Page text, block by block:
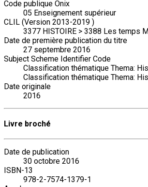
Code publique Onix
05 Enseignement supérieur
CLIL (Version 2013-2019 )
3377 HISTOIRE > 3388 Les temps
Date de première publication du titre
27 septembre 2016
Subject Scheme Identifier Code
Classification thématique Thema:
Classification thématique Thema:
Date originale
2016
Livre broché
Date de publication
30 octobre 2016
ISBN-13
978-2-7574-1379-1